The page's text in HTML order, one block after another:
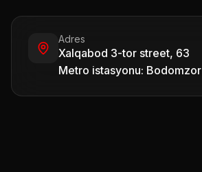
Adres
Xalqabod 3-tor street, 63
Metro istasyonu: Bodomzor